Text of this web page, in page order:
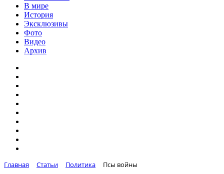
В мире
История
Эксклюзивы
Фото
Видео
Архив
Главная Статьи Политика Псы войны